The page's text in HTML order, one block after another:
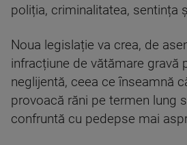
poliția, criminalitatea, sentința
Noua legislație va crea, de
infracțiune de vătămare gravă
neglijentă, ceea ce înseamnă
provoacă răni pe termen lung
confruntă cu pedepse mai